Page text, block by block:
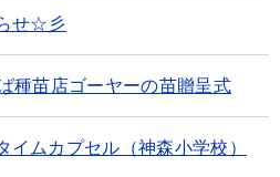
せ☆彡
苗店ゴーヤーの苗贈呈式
イムカプセル（神森小学校）